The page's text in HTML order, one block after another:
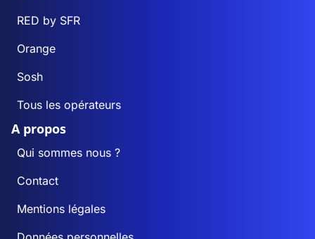
RED by SFR
Orange
Sosh
Tous les opérateurs
A propos
Qui sommes nous ?
Contact
Mentions légales